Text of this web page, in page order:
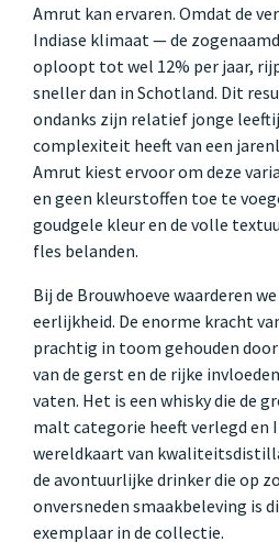
Amrut kan ervaren. Omdat de
Indiase klimaat — de
oploopt tot wel 12% per jaar,
sneller dan in Schotland. Dit
ondanks zijn relatief jonge
complexiteit heeft van een
Amrut kiest ervoor om deze
en geen kleurstoffen toe te
goudgele kleur en de volle
fles belanden.
Bij de Brouwhoeve waarderen
eerlijkheid. De enorme kracht
prachtig in toom gehouden
van de gerst en de rijke
vaten. Het is een whisky die de
malt categorie heeft verlegd en
wereldkaart van
de avontuurlijke drinker die op
onversneden smaakbeleving is
exemplaar in de collectie.